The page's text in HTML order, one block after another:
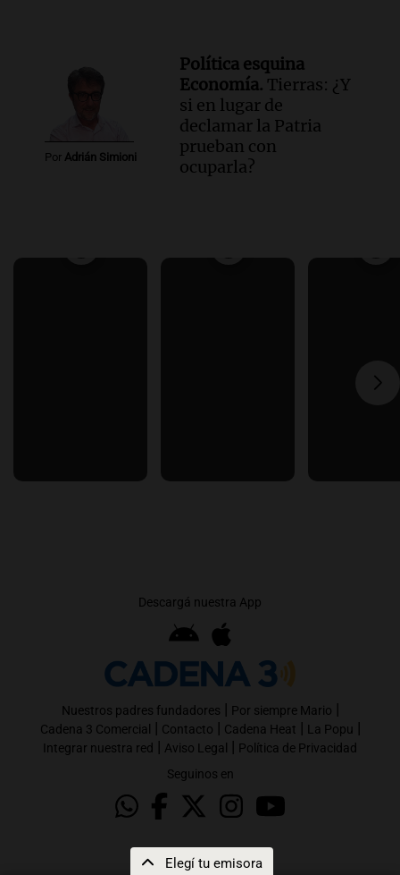
Elegí tu emisora
Por Adrián Simioni
Política esquina
Economía. Tierras: ¿Y
si en lugar de
declamar la Patria
prueban con
ocuparla?
Descargá nuestra App
Nuestros padres fundadores | Por siempre Mario |
Cadena 3 Comercial | Contacto | Cadena Heat | La Popu |
Integrar nuestra red | Aviso Legal | Política de Privacidad
Seguinos en